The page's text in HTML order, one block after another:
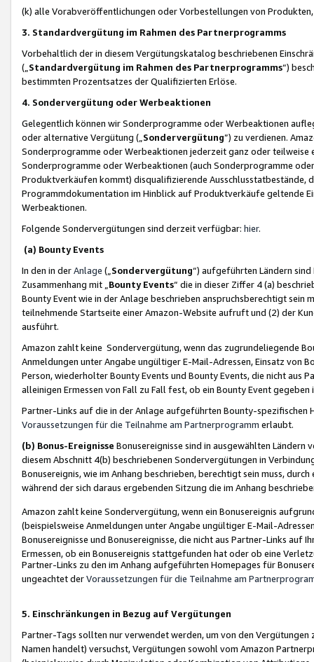
(k) alle Vorabveröffentlichungen oder Vorbestellungen von
3. Standardvergütung im Rahmen des Partnerprogramms
Vorbehaltlich der in diesem Vergütungskatalog beschriebenen
(„ Standardvergütung im Rahmen des Partnerprogramms“)
bestimmten Prozentsatzes der Qualifizierten Erlöse.
4. Sondervergütung oder Werbeaktionen
Gelegentlich können wir Sonderprogramme oder Werbeaktionen
oder alternative Vergütung („ Sondervergütung”) zu verdienen.
Sonderprogramme oder Werbeaktionen jederzeit ganz oder
Sonderprogramme oder Werbeaktionen (auch Sonderprogramme
Produktverkäufen kommt) disqualifizierende Ausschlusstatbestände,
Programmdokumentation im Hinblick auf Produktverkäufe geltende
Werbeaktionen.
Folgende Sondervergütungen sind derzeit verfügbar: hier.
(a) Bounty Events
In den in derAnlage („ Sondervergütung“) aufgeführten Ländern
Zusammenhang mit „ Bounty Events“ die in dieser Ziffer 4 (a)
Bounty Event wie in der Anlage beschrieben anspruchsberechtigt sein
teilnehmende Startseite einer Amazon-Website aufruft und (2) der
ausführt.
Amazon zahlt keine Sondervergütung, wenn das zugrundeliegende
Anmeldungen unter Angabe ungültiger E-Mail-Adressen, Einsatz von
Person, wiederholter Bounty Events und Bounty Events, die nicht
alleinigen Ermessen von Fall zu Fall fest, ob ein Bounty Event
Partner-Links auf die in der Anlage aufgeführten Bounty-spezifischen
Voraussetzungen für die Teilnahme am Partnerprogramm erlaubt.
(b) Bonus-Ereignisse Bonusereignisse sind in ausgewählten Ländern
diesem Abschnitt 4(b) beschriebenen Sondervergütungen in
Bonusereignis, wie im Anhang beschrieben, berechtigt sein muss,
während der sich daraus ergebenden Sitzung die im Anhang
Amazon zahlt keine Sondervergütung, wenn ein Bonusereignis
(beispielsweise Anmeldungen unter Angabe ungültiger E-Mail-
Bonusereignisse und Bonusereignisse, die nicht aus Partner-Links auf
Ermessen, ob ein Bonusereignis stattgefunden hat oder ob eine
Partner-Links zu den im Anhang aufgeführten Homepages für
ungeachtet derVoraussetzungen für die Teilnahme am
5. Einschränkungen in Bezug auf Vergütungen
Partner-Tags sollten nur verwendet werden, um von den
Namen handelt) versuchst, Vergütungen sowohl vom Amazon